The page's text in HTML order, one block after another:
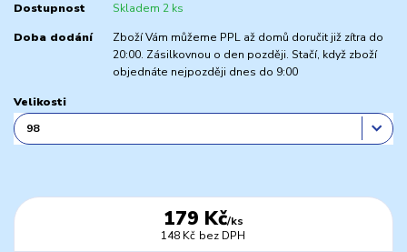
Dostupnost Skladem 2 ks
Doba dodání
Zboží Vám můžeme PPL až domů doručit již zítra do
20:00. Zásilkovnou o den později. Stačí, když zboží
objednáte nejpozději dnes do 9:00
Velikosti
179 Kč/ks
148 Kč bez DPH